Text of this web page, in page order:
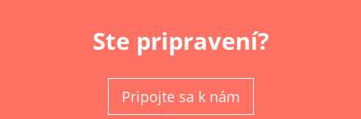
Ste pripravení?
Pripojte sa k nám